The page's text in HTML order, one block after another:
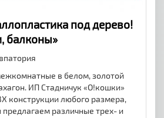
под дерево!
балконы»
в белом, золотой
ИП Стадничук «О!кошки»
конструкции любого размера,
различные трех- и